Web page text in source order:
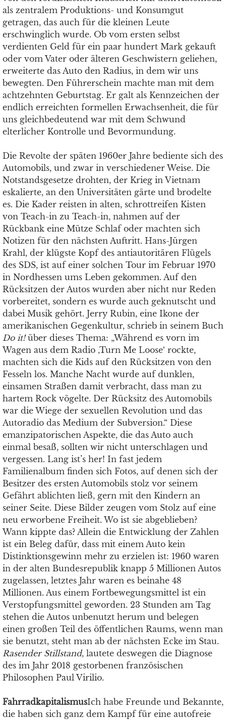
als zentralem Produktions- und Konsumgut
getragen, das auch für die kleinen Leute
erschwinglich wurde. Ob vom ersten selbst
verdienten Geld für ein paar hundert Mark gekauft
oder vom Vater oder älteren Geschwistern geliehen,
erweiterte das Auto den Radius, in dem wir uns
bewegten. Den Führerschein machte man mit dem
achtzehnten Geburtstag. Er galt als Kennzeichen der
endlich erreichten formellen Erwachsenheit, die für
uns gleichbedeutend war mit dem Schwund
elterlicher Kontrolle und Bevormundung.
Die Revolte der späten 1960er Jahre bediente sich des
Automobils, und zwar in verschiedener Weise. Die
Notstandsgesetze drohten, der Krieg in Vietnam
eskalierte, an den Universitäten gärte und brodelte
es. Die Kader reisten in alten, schrottreifen Kisten
von Teach-in zu Teach-in, nahmen auf der
Rückbank eine Mütze Schlaf oder machten sich
Notizen für den nächsten Auftritt. Hans-Jürgen
Krahl, der klügste Kopf des antiautoritären Flügels
des SDS, ist auf einer solchen Tour im Februar 1970
in Nordhessen ums Leben gekommen. Auf den
Rücksitzen der Autos wurden aber nicht nur Reden
vorbereitet, sondern es wurde auch geknutscht und
dabei Musik gehört. Jerry Rubin, eine Ikone der
amerikanischen Gegenkultur, schrieb in seinem Buch
Do it!über dieses Thema: „Während es vorn im
Wagen aus dem Radio ‚Turn Me Loose‘ rockte,
machten sich die Kids auf den Rücksitzen von den
Fesseln los. Manche Nacht wurde auf dunklen,
einsamen Straßen damit verbracht, dass man zu
hartem Rock vögelte. Der Rücksitz des Automobils
war die Wiege der sexuellen Revolution und das
Autoradio das Medium der Subversion.“ Diese
emanzipatorischen Aspekte, die das Auto auch
einmal besaß, sollten wir nicht unterschlagen und
vergessen. Lang ist’s her! In fast jedem
Familienalbum finden sich Fotos, auf denen sich der
Besitzer des ersten Automobils stolz vor seinem
Gefährt ablichten ließ, gern mit den Kindern an
seiner Seite. Diese Bilder zeugen vom Stolz auf eine
neu erworbene Freiheit. Wo ist sie abgeblieben?
Wann kippte das? Allein die Entwicklung der Zahlen
ist ein Beleg dafür, dass mit einem Auto kein
Distinktionsgewinn mehr zu erzielen ist: 1960 waren
in der alten Bundesrepublik knapp 5 Millionen Autos
zugelassen, letztes Jahr waren es beinahe 48
Millionen. Aus einem Fortbewegungsmittel ist ein
Verstopfungsmittel geworden. 23 Stunden am Tag
stehen die Autos unbenutzt herum und belegen
einen großen Teil des öffentlichen Raums, wenn man
sie benutzt, steht man ab der nächsten Ecke im Stau.
Rasender Stillstand, lautete deswegen die Diagnose
des im Jahr 2018 gestorbenen französischen
Philosophen Paul Virilio.
FahrradkapitalismusIch habe Freunde und Bekannte,
die haben sich ganz dem Kampf für eine autofreie